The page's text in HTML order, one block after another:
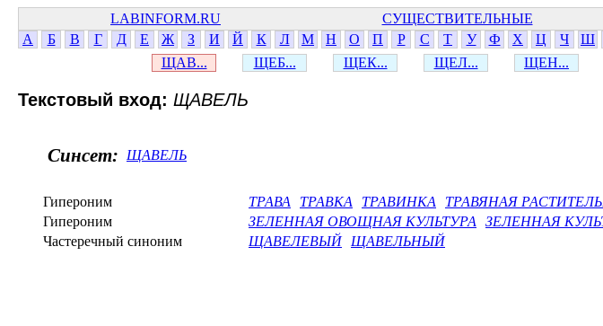
LABINFORM.RU СУЩЕСТВИТЕЛЬНЫЕ
А
Б В Г Д Е Ж З И Й К Л М Н О П Р С Т У Ф Х Ц Ч Ш
ЩАВ...
ЩЕБ... ЩЕК... ЩЕЛ... ЩЕН...
Текстовый вход: ЩАВЕЛЬ
Синсет: ЩАВЕЛЬ
Гипероним ТРАВА ТРАВКА ТРАВИНКА ТРАВЯНАЯ
Гипероним
ЗЕЛЕННАЯ ОВОЩНАЯ КУЛЬТУРА ЗЕЛЕННАЯ
Частеречный синоним
ЩАВЕЛЕВЫЙ ЩАВЕЛЬНЫЙ